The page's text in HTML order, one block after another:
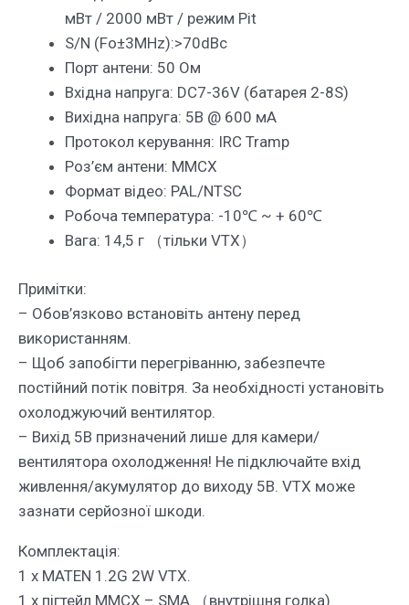
мВт / 2000 мВт / режим Pit
S/N (Fo±3MHz):>70dBc
Порт антени: 50 Ом
Вхідна напруга: DC7-36V (батарея 2-8S)
Вихідна напруга: 5В @ 600 мА
Протокол керування: IRC Tramp
Роз’єм антени: MMCX
Формат відео: PAL/NTSC
Робоча температура: -10℃ ~ + 60℃
Вага: 14,5 г （тільки VTX）
Примітки:
– Обов’язково встановіть антену перед
використанням.
– Щоб запобігти перегріванню, забезпечте
постійний потік повітря. За необхідності установіть
охолоджуючий вентилятор.
– Вихід 5В призначений лише для камери/
вентилятора охолодження! Не підключайте вхід
живлення/акумулятор до виходу 5В. VTX може
зазнати серйозної шкоди.
Комплектація:
1 x MATEN 1.2G 2W VTX.
1 x пігтейл MMCX – SMA （внутрішня голка).